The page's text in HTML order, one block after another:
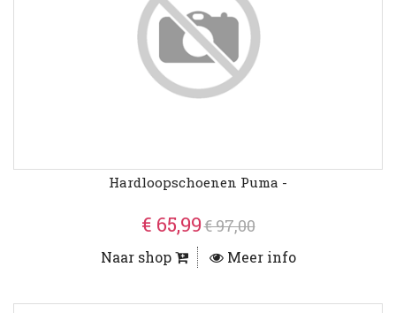
Hardloopschoenen Puma -
€ 65,99€ 97,00
Naar shop Meer info